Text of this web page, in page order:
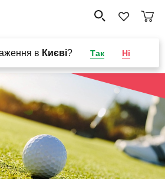
в Києві? Так Ні